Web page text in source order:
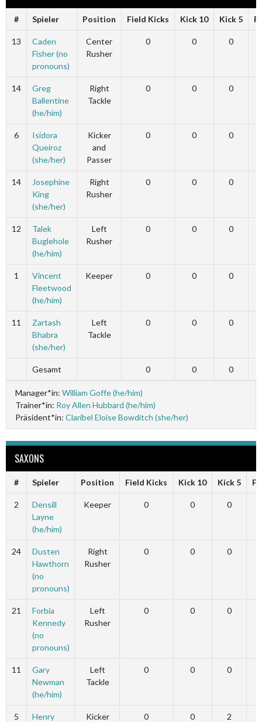
# Spieler Position Field Kicks Kick 10 Kick 5
13
Caden
Fisher (no
pronouns)
Center
Rusher
0 0 0
14
Greg
Ballentine
(he/him)
Right
Tackle
0 0 0
6
Isidora
Queiroz
(she/her)
Kicker
and
Passer
0 0 0
14
Josephine
King
(she/her)
Right
Rusher
0 0 0
12
Talek
Buglehole
(he/him)
Left
Rusher
0 0 0
1
Vincent
Fleetwood
(he/him)
Keeper 0 0 0
11
Zartash
Bhabra
(she/her)
Left
Tackle
0 0 0
Gesamt 0 0 0
Manager*in: William Goffe (he/him)
Trainer*in: Roy Allen Hubbard (he/him)
Präsident*in: Claribel Eloise Bowditch (she/her)
SAXONS
# Spieler Position Field Kicks Kick 10 Kick 5
2
Densill
Layne
(he/him)
Keeper 0 0 0
24
Dusten
Hawthorn
(no
pronouns)
Right
Rusher
0 0 0
21
Forbia
Kennedy
(no
pronouns)
Left
Rusher
0 0 0
11
Gary
Newman
(he/him)
Left
Tackle
0 0 0
5
Henry
Kicker
0 0 2